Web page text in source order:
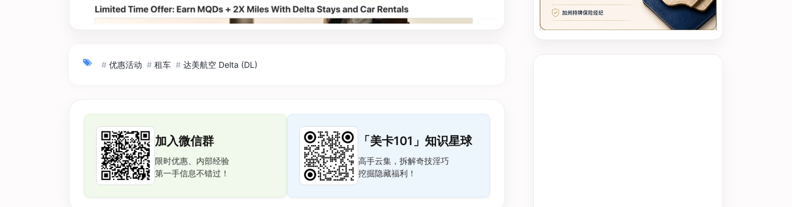
# 优惠活动 # 租车 # 达美航空 Delta (DL)
加入微信群
限时优惠、内部经验
第一手信息不错过！
「美卡101」知识星球
高手云集，拆解奇技淫巧
挖掘隐藏福利！